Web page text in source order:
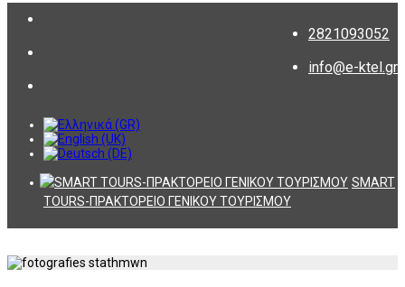
2821093052
info@e-ktel.gr
SMART
TOURS-ΠΡΑΚΤΟΡΕΙΟ ΓΕΝΙΚΟΥ ΤΟΥΡΙΣΜΟΥ